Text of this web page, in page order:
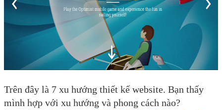
Trên đây là 7 xu hướng thiết kế website. Bạn thấy
mình hợp với xu hướng và phong cách nào?